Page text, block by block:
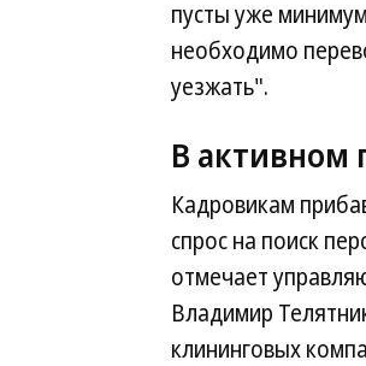
пусты уже
необходимо
уезжать".
В активном
Кадровикам
спрос на поиск
отмечает
Владимир
клининговых